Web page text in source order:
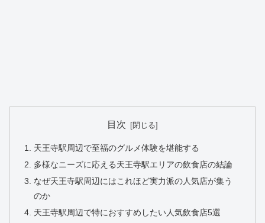
目次
天王寺駅周辺で至福のグルメ体験を堪能する
多様なニーズに応える天王寺駅エリアの飲食店の結論
なぜ天王寺駅周辺にはこれほど実力派の人気店が集う
のか
天王寺駅周辺で特におすすめしたい人気飲食店5選